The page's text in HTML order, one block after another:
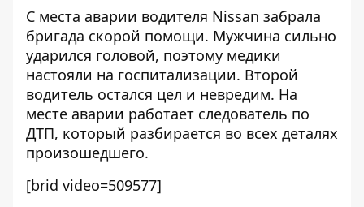
С места аварии водителя Nissan забрала
бригада скорой помощи. Мужчина сильно
ударился головой, поэтому медики
настояли на госпитализации. Второй
водитель остался цел и невредим. На
месте аварии работает следователь по
ДТП, который разбирается во всех деталях
произошедшего.
[brid video=509577]